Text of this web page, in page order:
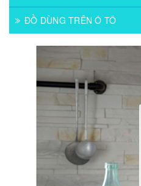
ĐỒ DÙNG TRÊN Ô TÔ